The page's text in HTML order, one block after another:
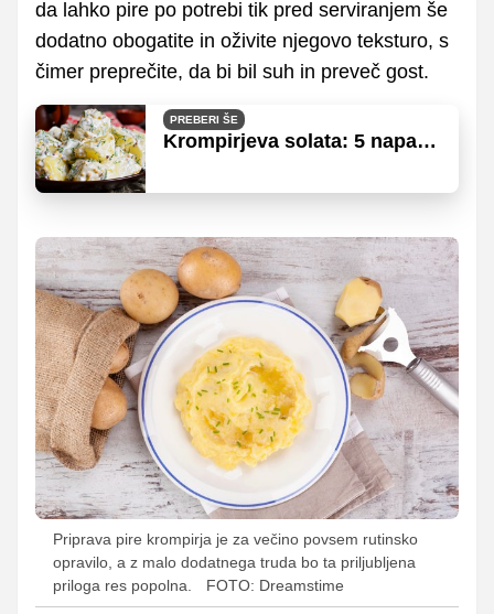
da lahko pire po potrebi tik pred serviranjem še
dodatno obogatite in oživite njegovo teksturo, s
čimer preprečite, da bi bil suh in preveč gost.
PREBERI ŠE
Krompirjeva solata: 5 napak,
Priprava pire krompirja je za večino povsem rutinsko
opravilo, a z malo dodatnega truda bo ta priljubljena
priloga res popolna.
FOTO: Dreamstime